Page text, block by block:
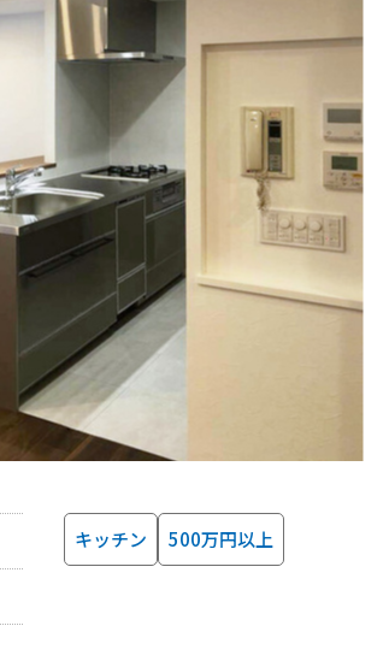
キッチン 500万円以上